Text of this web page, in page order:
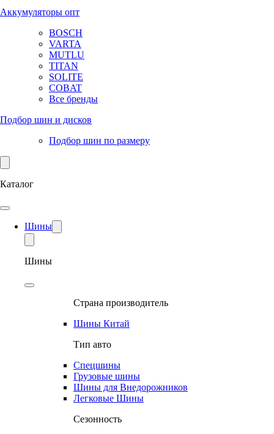
Аккумуляторы опт
BOSCH
VARTA
MUTLU
TITAN
SOLITE
COBAT
Все бренды
Подбор шин и дисков
Подбор шин по размеру
Каталог
Шины
Шины
Страна производитель
Шины Китай
Тип авто
Спецшины
Грузовые шины
Шины для Внедорожников
Легковые Шины
Сезонность